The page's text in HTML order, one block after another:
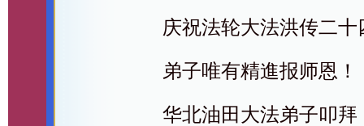
庆祝法轮大法洪传二十
弟子唯有精進报师恩！
华北油田大法弟子叩拜